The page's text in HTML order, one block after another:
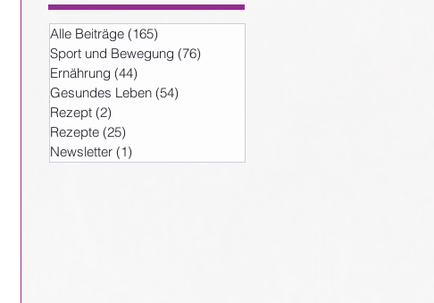
Alle Beiträge (165)
Sport und Bewegung (76)
Ernährung (44)
Gesundes Leben (54)
Rezept (2)
Rezepte (25)
Newsletter (1)